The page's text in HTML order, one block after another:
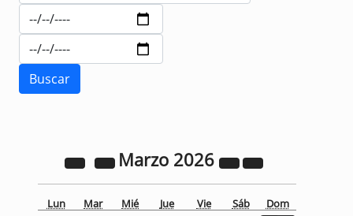
Marzo 2026
Lun Mar Mié Jue Vie Sáb Dom